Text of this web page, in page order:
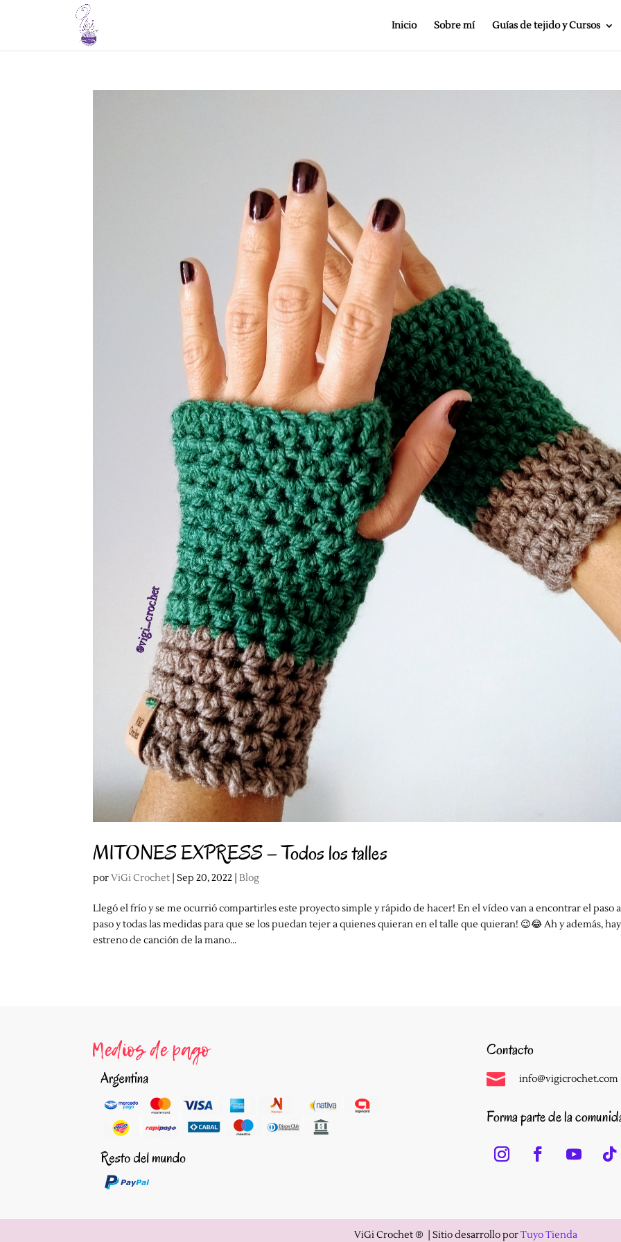
Inicio Sobre mí Guías de tejido y Cursos
MITONES EXPRESS – Todos los talles
porViGi Crochet |Sep 20, 2022 |Blog
Llegó el frío y se me ocurrió compartirles este proyecto simple y rápido de hacer! En el vídeo van a encontrar el paso a
paso y todas las medidas para que se los puedan tejer a quienes quieran en el talle que quieran! 😉😂 Ah y además, hay
estreno de canción de la mano...
Medios de pago Contacto
 info@vigicrochet.com
Forma parte de la
ViGi Crochet ®️ | Sitio desarrollo porTuyo Tienda